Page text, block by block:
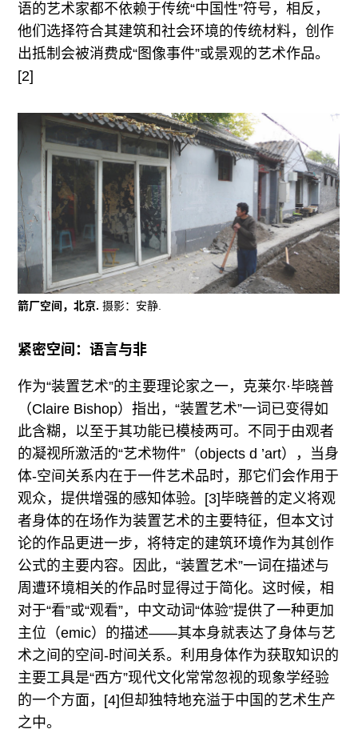
语的艺术家都不依赖于传统“中国性”符号，相反，
他们选择符合其建筑和社会环境的传统材料，创作
出抵制会被消费成“图像事件”或景观的艺术作品。
[2]
箭厂空间，北京. 摄影：安静.
紧密空间：语言与非
作为“装置艺术”的主要理论家之一，克莱尔·毕晓普
（Claire Bishop）指出，“装置艺术”一词已变得如
此含糊，以至于其功能已模棱两可。不同于由观者
的凝视所激活的“艺术物件”（objects d ’art），当身
体-空间关系内在于一件艺术品时，那它们会作用于
观众，提供增强的感知体验。[3]毕晓普的定义将观
者身体的在场作为装置艺术的主要特征，但本文讨
论的作品更进一步，将特定的建筑环境作为其创作
公式的主要内容。因此，“装置艺术”一词在描述与
周遭环境相关的作品时显得过于简化。这时候，相
对于“看”或“观看”，中文动词“体验”提供了一种更加
主位（emic）的描述——其本身就表达了身体与艺
术之间的空间-时间关系。利用身体作为获取知识的
主要工具是“西方”现代文化常常忽视的现象学经验
的一个方面，[4]但却独特地充溢于中国的艺术生产
之中。